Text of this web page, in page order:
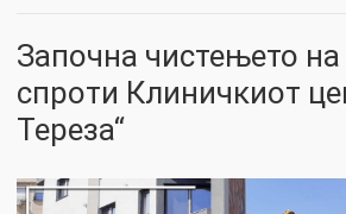
Започна чистењето на
спроти Клиничкиот
Тереза“